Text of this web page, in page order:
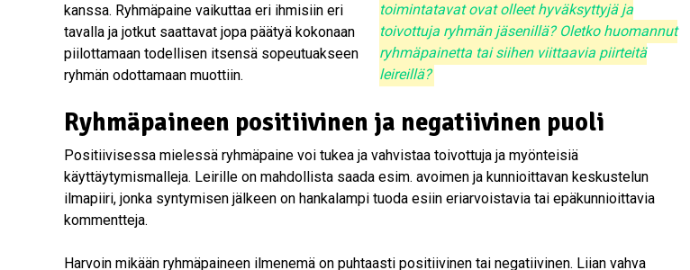
kanssa. Ryhmäpaine vaikuttaa eri ihmisiin eri
tavalla ja jotkut saattavat jopa päätyä kokonaan
piilottamaan todellisen itsensä sopeutuakseen
ryhmän odottamaan muottiin.
toimintatavat ovat olleet hyväksyttyjä ja
toivottuja ryhmän jäsenillä? Oletko huomannut
ryhmäpainetta tai siihen viittaavia piirteitä
leireillä?
Ryhmäpaineen positiivinen ja negatiivinen puoli
Positiivisessa mielessä ryhmäpaine voi tukea ja vahvistaa toivottuja ja myönteisiä
käyttäytymismalleja. Leirille on mahdollista saada esim. avoimen ja kunnioittavan keskustelun
ilmapiiri, jonka syntymisen jälkeen on hankalampi tuoda esiin eriarvoistavia tai epäkunnioittavia
kommentteja.
Harvoin mikään ryhmäpaineen ilmenemä on puhtaasti positiivinen tai negatiivinen. Liian vahva